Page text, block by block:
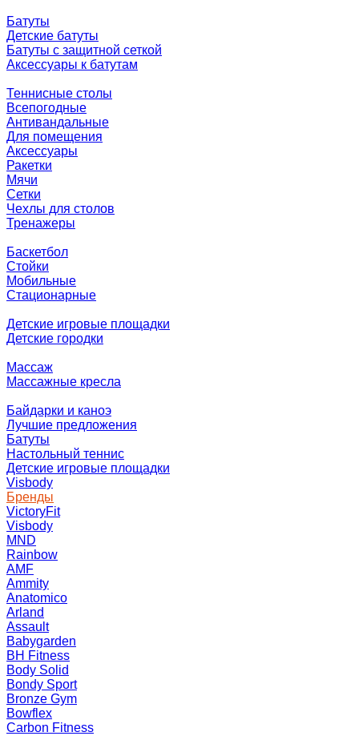
Батуты
Детские батуты
Батуты с защитной сеткой
Аксессуары к батутам
Теннисные столы
Всепогодные
Антивандальные
Для помещения
Аксессуары
Ракетки
Мячи
Сетки
Чехлы для столов
Тренажеры
Баскетбол
Стойки
Мобильные
Стационарные
Детские игровые площадки
Детские городки
Массаж
Массажные кресла
Байдарки и каноэ
Лучшие предложения
Батуты
Настольный теннис
Детские игровые площадки
Visbody
Бренды
VictoryFit
Visbody
MND
Rainbow
AMF
Ammity
Anatomico
Arland
Assault
Babygarden
BH Fitness
Body Solid
Bondy Sport
Bronze Gym
Bowflex
Carbon Fitness